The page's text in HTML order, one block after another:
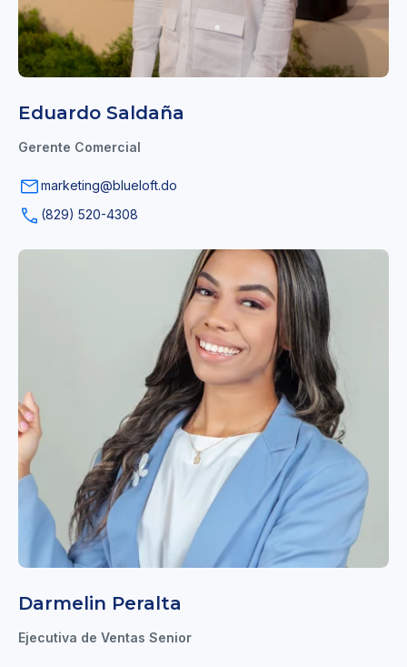
Eduardo Saldaña
Gerente Comercial
marketing@blueloft.do
(829) 520-4308
Darmelin Peralta
Ejecutiva de Ventas Senior